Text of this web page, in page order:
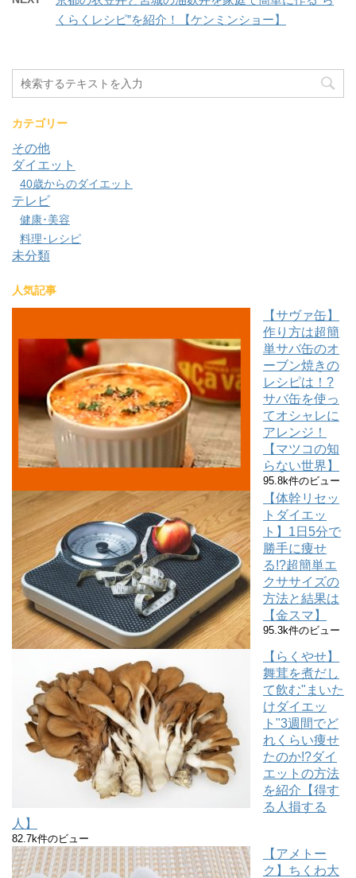
くらくレシピ”を紹介！【ケンミンショー】
カテゴリー
その他
ダイエット
40歳からのダイエット
テレビ
健康･美容
料理･レシピ
未分類
人気記事
【サヴァ缶】
作り方は超簡
単サバ缶のオ
ーブン焼きの
レシピは！?
サバ缶を使っ
てオシャレに
アレンジ！
【マツコの知
らない世界】
95.8k件のビュー
【体幹リセッ
トダイエッ
ト】1日5分で
勝手に痩せ
る!?超簡単エ
クササイズの
方法と結果は
【金スマ】
95.3k件のビュー
【らくやせ】
舞茸を煮だし
て飲む"まいた
けダイエッ
ト"3週間でど
れくらい痩せ
たのか!?ダイ
エットの方法
を紹介【得す
る人損する
人】
82.7k件のビュー
【アメトー
ク】ちくわ大